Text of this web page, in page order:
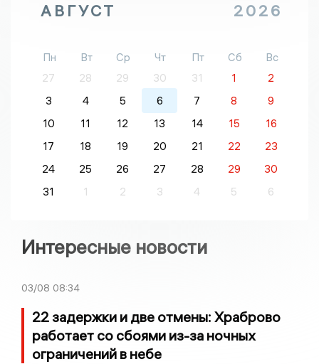
АВГУСТ 2026
Пн Вт Ср Чт Пт Сб
Вс
27
28 29 30 31 1
2
3
4 5 6 7 8
9
10
11 12 13 14 15
16
17
18 19 20 21 22
23
24
25 26 27 28 29
30
31
1 2 3 4 5 6
Интересные новости
03/08 08:34
22 задержки и две отмены: Храброво
работает со сбоями из-за ночных
ограничений в небе